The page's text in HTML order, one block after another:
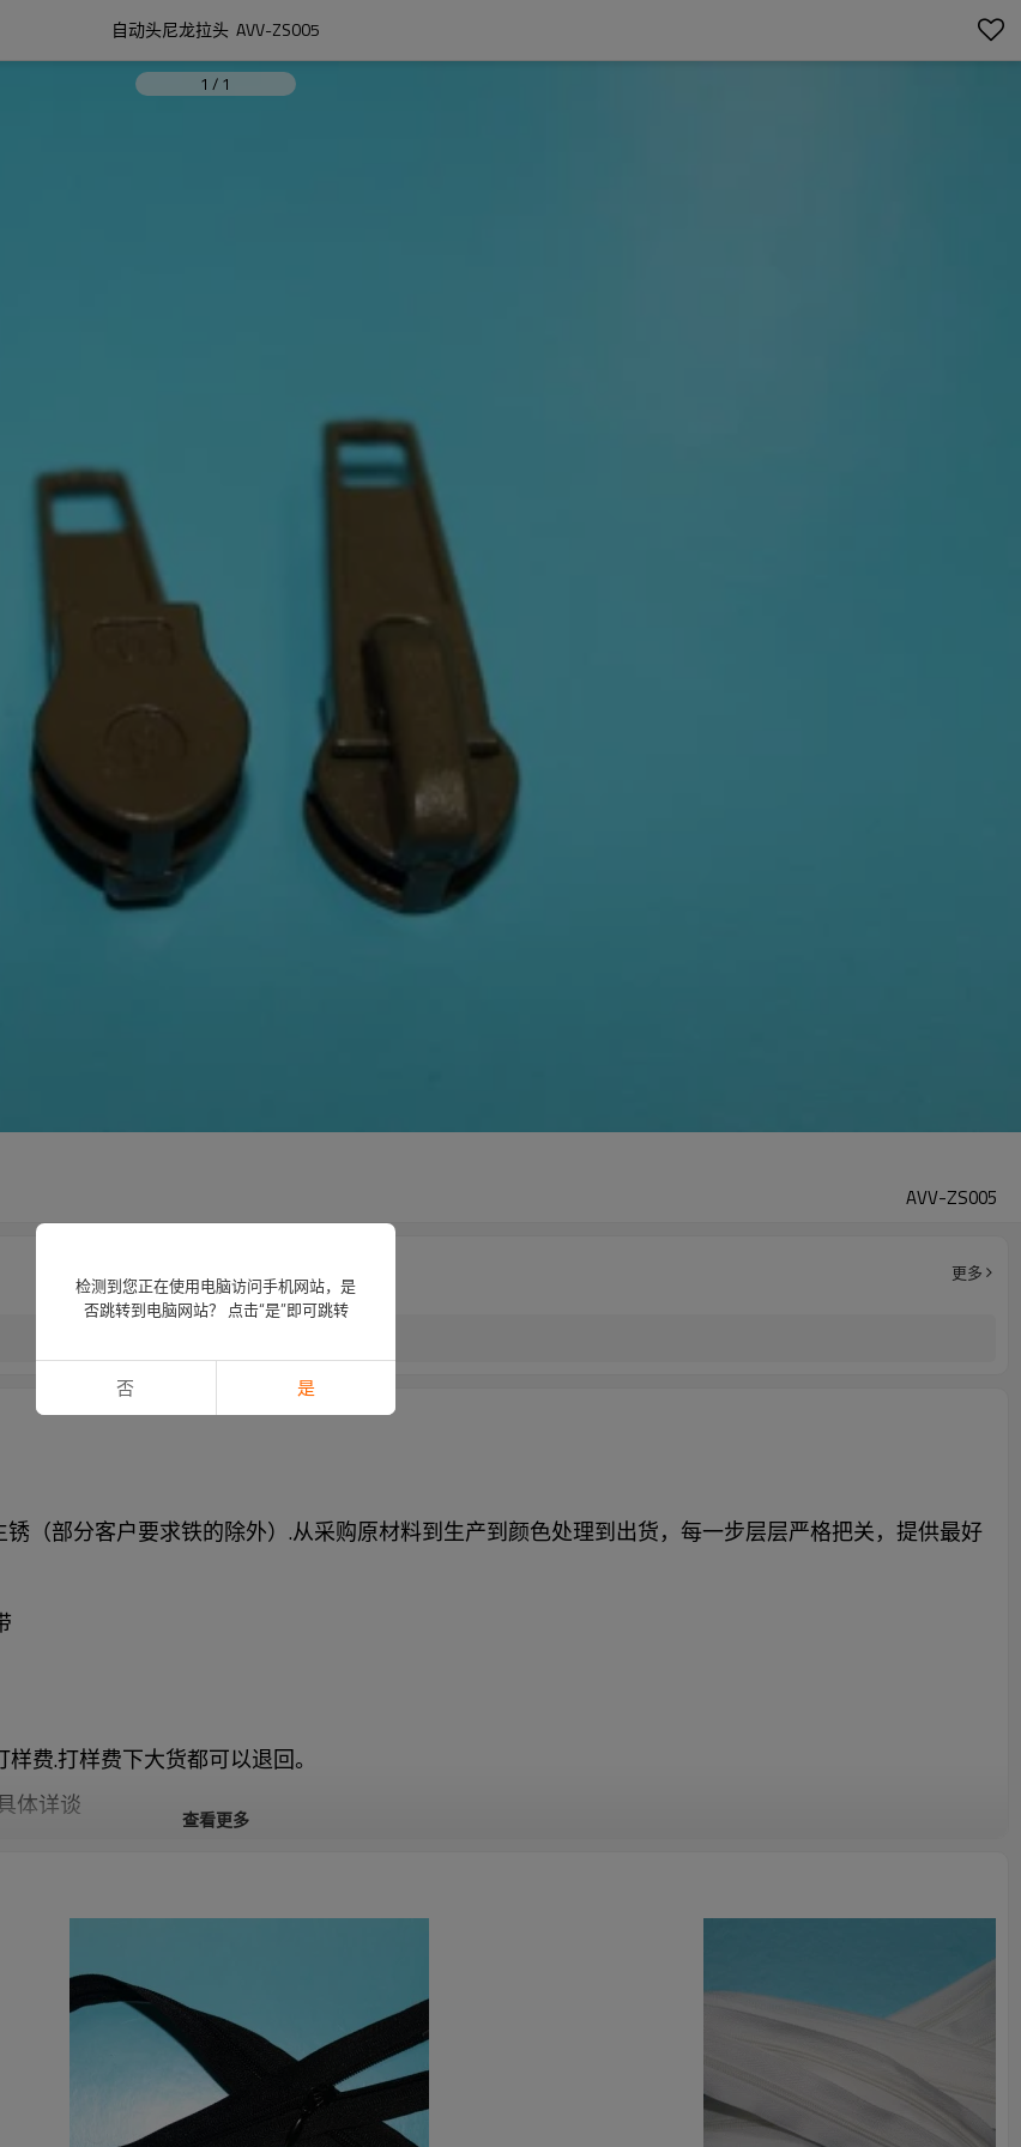
自动头尼龙拉头  AVV-ZS005
1 / 1
AVV-ZS005
更多
（部分客户要求铁的除外）.从采购原材料到生产到颜色处理到出货，每一步层层严格把关，提供最好
费.打样费下大货都可以退回。
体详谈
回馈您的支持
查看更多
检测到您正在使用电脑访问手机网站，是
否跳转到电脑网站？ 点击“是”即可跳转
否 是